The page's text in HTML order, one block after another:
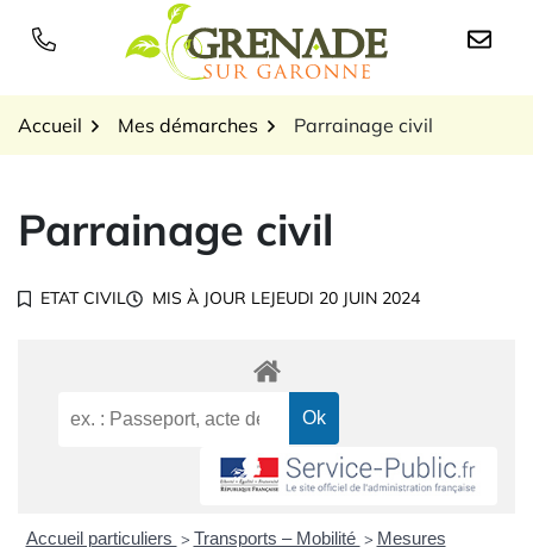
Logo Grenade sur
Accueil Mes démarches Parrainage civil
Parrainage civil
ETAT CIVIL MIS À JOUR LEJEUDI 20 JUIN 2024
Accueil particuliers > Transports – Mobilité > Mesures